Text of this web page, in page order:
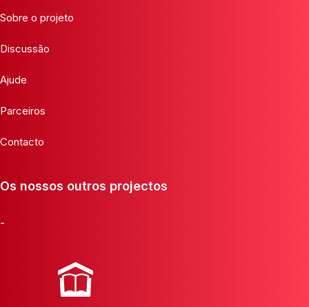
Sobre o projeto
Discussão
Ajude
Parceiros
Contacto
Os nossos outros projectos
-